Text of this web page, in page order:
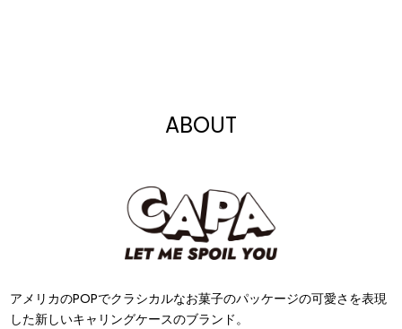
ABOUT
アメリカのPOPでクラシカルなお菓⼦のパッケージの可愛さを表現
した新しいキャリングケースのブランド。